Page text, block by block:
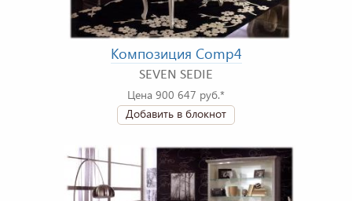
Композиция Comp4
SEVEN SEDIE
Цена 900 647 руб.*
Добавить в блокнот